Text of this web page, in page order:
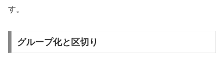
す。
グループ化と区切り